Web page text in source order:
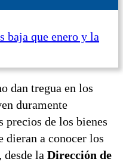
baja que enero y la
dan tregua en los
duramente
precios de los bienes
dieran a conocer los
desde la Dirección de